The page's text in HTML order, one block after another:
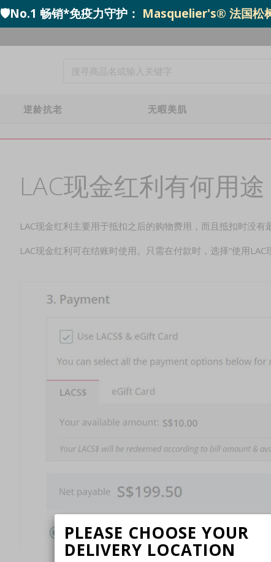
🛡️No.1 畅销*免疫力守护： Masquelier's® 法国松
PLEASE CHOOSE YOUR
DELIVERY LOCATION
逆龄抗老 无暇美肌
LAC现金红利有何用
LAC现金红利主要用于抵扣之后的购物费用，而且抵扣时没有
LAC现金红利可在结账时使用。只需在付款时，选择“使用